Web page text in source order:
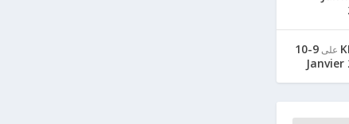
على
9-10
Janvier